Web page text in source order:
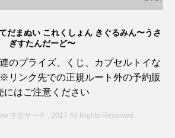
だまぬい これくしょん きぐるみん〜うさ
ぎすたんだーど〜
のプライズ、くじ、カプセルトイな
リンク先での正規ルート外の予約販
にはご注意ください
中古サーチ , 2017 All Rights Reserved.